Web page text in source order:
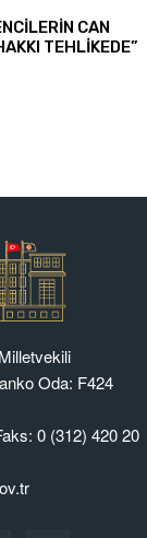
Oda: F424
0 (312) 420 20